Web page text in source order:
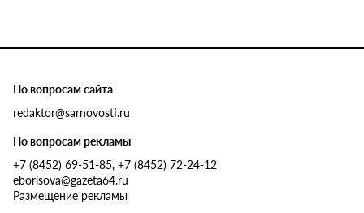
По вопросам сайта
redaktor@sarnovosti.ru
По вопросам рекламы
+7 (8452) 69-51-85, +7 (8452) 72-24-12
eborisova@gazeta64.ru
Размещение рекламы